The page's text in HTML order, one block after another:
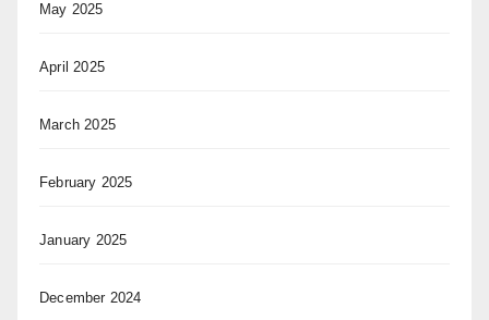
May 2025
April 2025
March 2025
February 2025
January 2025
December 2024